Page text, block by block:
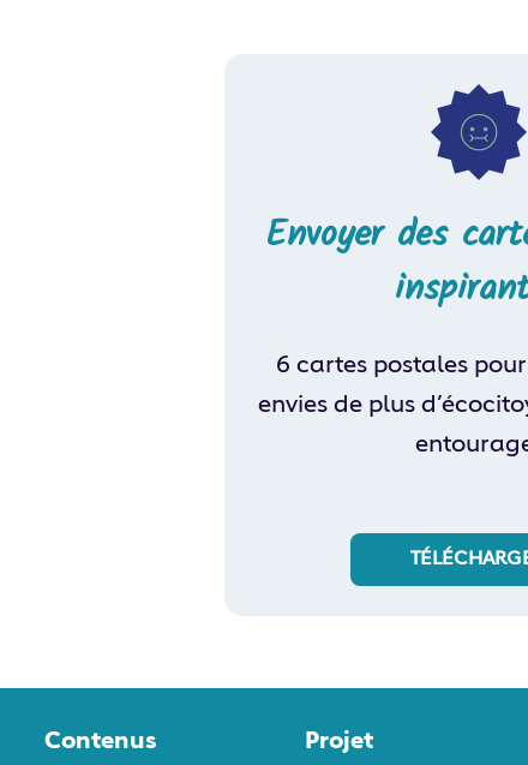
Envoyer des
6 cartes postales
envies de plus
Contenus Projet